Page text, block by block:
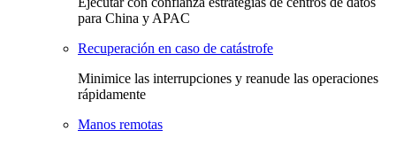
para China y APAC
Recuperación en caso de catástrofe
Minimice las interrupciones y reanude las operaciones
rápidamente
Manos remotas